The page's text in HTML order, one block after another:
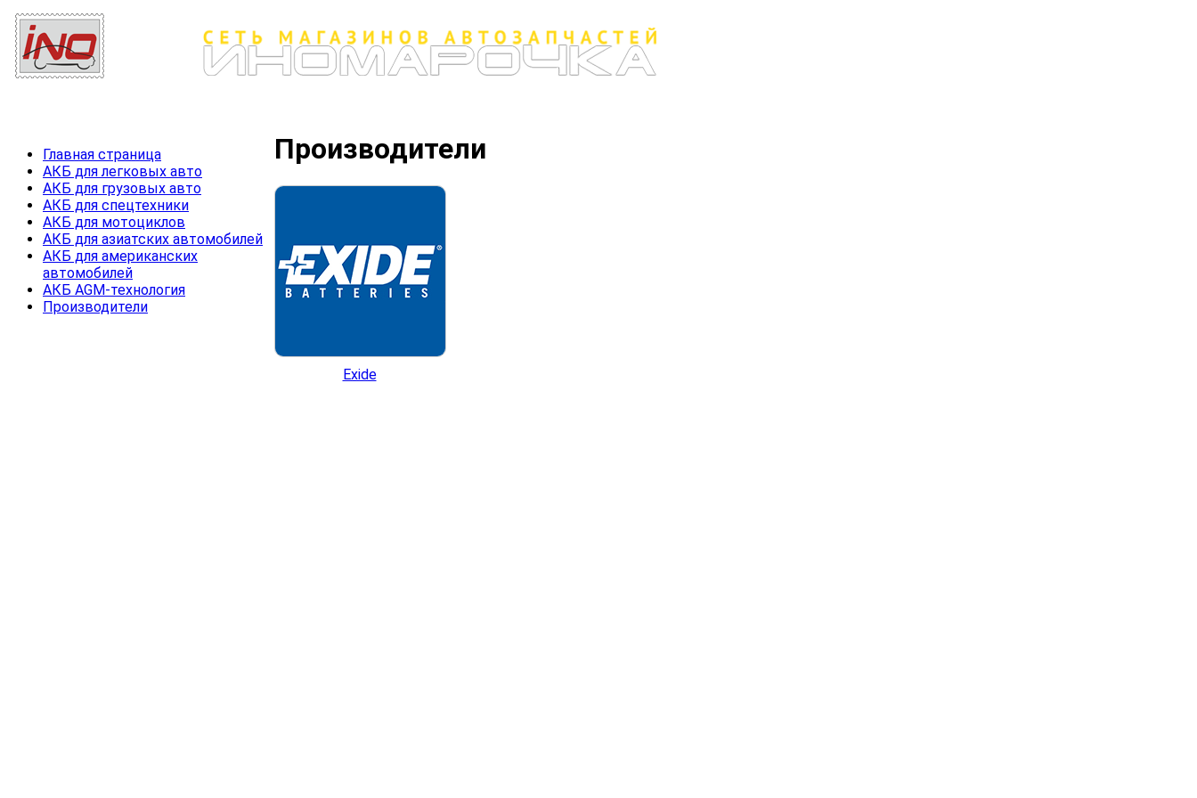
Главная страница
АКБ для легковых авто
АКБ для грузовых авто
АКБ для спецтехники
АКБ для мотоциклов
АКБ для азиатских автомобилей
АКБ для американских
автомобилей
АКБ AGM-технология
Производители
Производители
Exide